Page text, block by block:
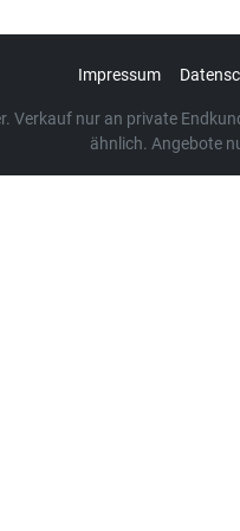
Impressum
Verkauf nur an private
ähnlich. Angebote